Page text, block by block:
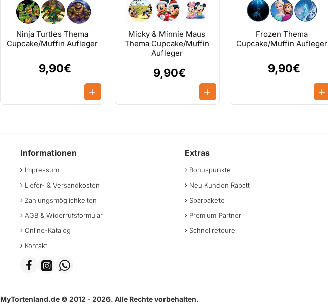
Ninja Turtles Thema
Cupcake/Muffin Aufleger
9,90€
Micky & Minnie Maus
Thema Cupcake/Muffin
Aufleger
9,90€
Frozen Thema
Cupcake/Muffin Aufleger
9,90€
Informationen
Impressum
Liefer- & Versandkosten
Zahlungsmöglichkeiten
AGB & Widerrufsformular
Online-Katalog
Kontakt
Extras
Bonuspunkte
Neu Kunden Rabatt
Sparpakete
Premium Partner
Schnellretoure
MyTortenland.de © 2012 - 2026. Alle Rechte vorbehalten.